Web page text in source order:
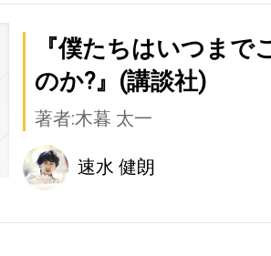
『僕たちはいつま
のか?』(講談社)
著者:木暮 太一
速水 健朗